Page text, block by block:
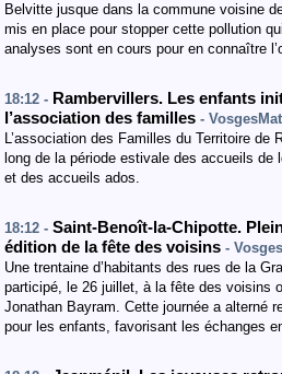
Belvitte jusque dans la commune voisine
mis en place pour stopper cette pollution
analyses sont en cours pour en connaître
18:12 - Rambervillers. Les enfants
l’association des familles -
L’association des Familles du Territoire de
long de la période estivale des accueils
et des accueils ados.
18:12 - Saint-Benoît-la-Chipotte.
édition de la fête des voisins -
Une trentaine d’habitants des rues de la
participé, le 26 juillet, à la fête des voisins
Jonathan Bayram. Cette journée a alterné
pour les enfants, favorisant les échanges